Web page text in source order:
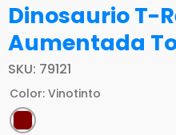
Dinosaurio T-
Aumentada
SKU: 79121
Color: Vinotinto